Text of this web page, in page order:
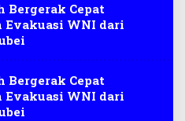
Bergerak Cepat
Evakuasi WNI dari
Bergerak Cepat
Evakuasi WNI dari